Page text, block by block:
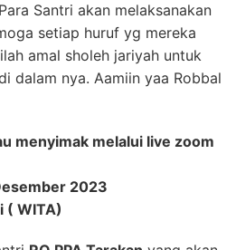
Santri akan melaksanakan
setiap huruf yg mereka
amal sholeh jariyah untuk
dalam nya. Aamiin yaa Robbal
menyimak melalui live zoom
2023
( WITA)